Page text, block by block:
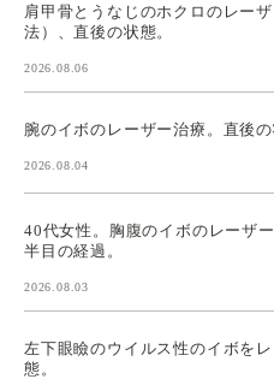
肩甲骨とうなじのホクロのレー
法）、直後の状態。
2026.08.06
腕のイボのレーザー治療。直後の
2026.08.04
40代女性。胸腹のイボのレーザ
半目の経過。
2026.08.03
左下眼瞼のウイルス性のイボを
態。